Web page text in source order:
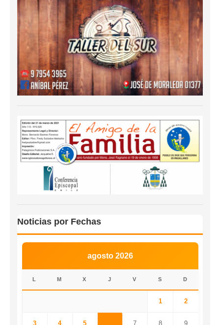
Noticias por Fechas
agosto 2026
L M X J V S D
1 2
3 4 5 7 8 9